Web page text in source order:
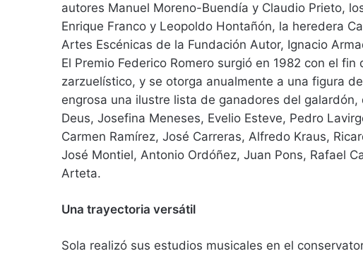
autores Manuel Moreno-Buendía y Claudio Prieto,
Enrique Franco y Leopoldo Hontañón, la heredera
Artes Escénicas de la Fundación Autor, Ignacio
El Premio Federico Romero surgió en 1982 con el
zarzuelístico, y se otorga anualmente a una figura
engrosa una ilustre lista de ganadores del
Deus, Josefina Meneses, Evelio Esteve, Pedro
Carmen Ramírez, José Carreras, Alfredo Kraus,
José Montiel, Antonio Ordóñez, Juan Pons, Rafael
Arteta.
Una trayectoria versátil
Sola realizó sus estudios musicales en el